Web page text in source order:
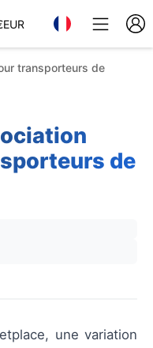
EUR
transporteurs de
de
une variation